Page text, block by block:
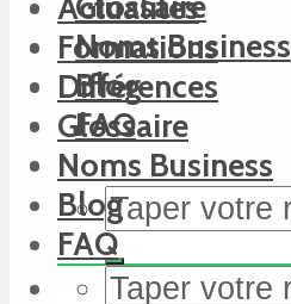
Noms Business
Blog
FAQ
Actualités
Formations
Différences
Glossaire
Noms Business
Blog
FAQ